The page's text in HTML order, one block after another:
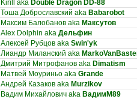
Kirill aka Double Dragon DD-88
Тоша Доброславский aka Babarobot
Максим Балобанов aka Максутов
Alex Dolphin aka Дельфин
Алексей Рубцов aka Swin'yk
Лиандр Миланский aka
Дмитрий Митрофанов aka Dimatism
Матвей Моуриньо aka Grande
Андрей Казаков aka Murzikov
Вадим Михайлович aka ВадимМ89